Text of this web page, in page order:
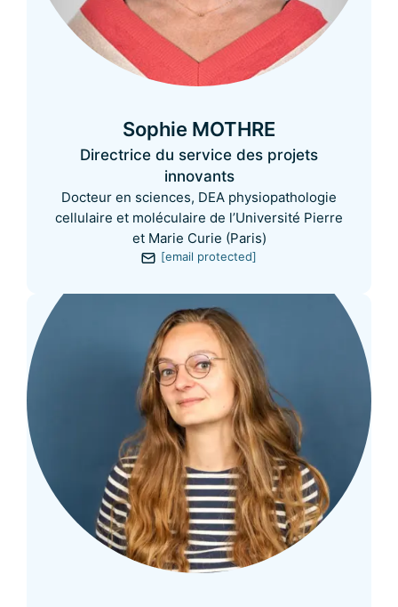
Sophie MOTHRE
Directrice du service des projets
innovants
Docteur en sciences, DEA physiopathologie
cellulaire et moléculaire de l’Université Pierre
et Marie Curie (Paris)
[email protected]